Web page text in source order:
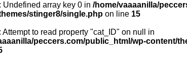
: Undefined array key 0 in /home/vaaaanilla/
stinger8/single.php on line 15
: Attempt to read property "cat_ID" on null in
peccers.com/public_html/wp-content/